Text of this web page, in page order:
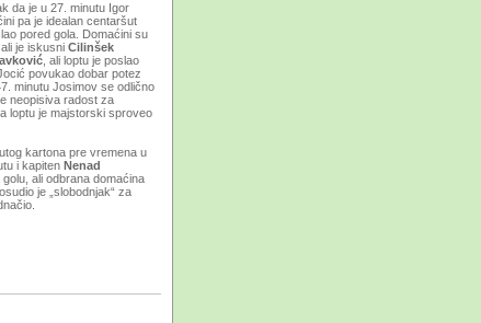
da je u 27. minutu Igor
pa je idealan centaršut
pored gola. Domaćini su
je iskusni Cilinšek
, ali loptu je poslao
povukao dobar potez
minutu Josimov se odlično
neopisiva radost za
loptu je majstorski sproveo
kartona pre vremena u
i kapiten Nenad
golu, ali odbrana domaćina
je „slobodnjak“ za